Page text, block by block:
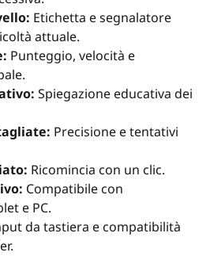
Etichetta e segnalatore
attuale.
Punteggio, velocità e
Spiegazione educativa dei
Precisione e tentativi
Ricomincia con un clic.
Compatibile con
e PC.
da tastiera e compatibilità